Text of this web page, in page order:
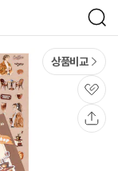
검
색
상품비교
관
심